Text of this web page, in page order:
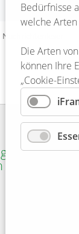
Nachrichtenleser
für
12. April
Bedürfnisse
welche
Die Arten
können Ihre
„Cookie-